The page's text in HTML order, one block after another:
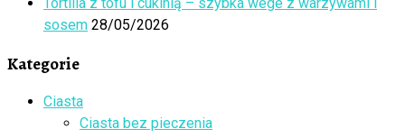
sosem 28/05/2026
Kategorie
Ciasta
Ciasta bez pieczenia